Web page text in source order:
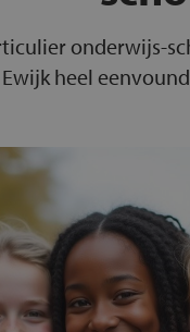
onderwijs-
heel